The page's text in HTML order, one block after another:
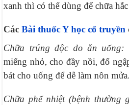
xanh thì có thể dùng để chữa
CácBài thuốc Y học cổ truyền
Chữa trúng độc do ăn uống:
miếng nhỏ, cho đầy nồi, đổ
bát cho uống để dễ làm nôn mửa.
Chữa phế nhiệt (bệnh thường